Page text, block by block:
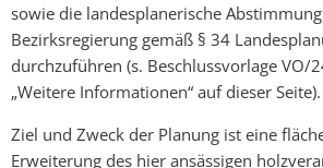
sowie die landesplanerische
Bezirksregierung gemäß § 34
durchzuführen (s. Beschlussvorlage VO/
„Weitere Informationen“ auf dieser Seite).
Ziel und Zweck der Planung ist eine
Erweiterung des hier ansässigen